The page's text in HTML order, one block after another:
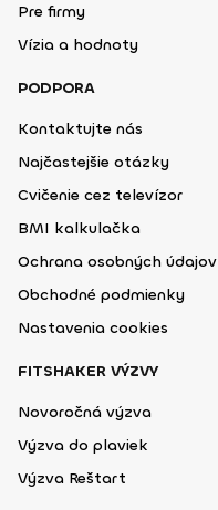
Pre firmy
Vízia a hodnoty
PODPORA
Kontaktujte nás
Najčastejšie otázky
Cvičenie cez televízor
BMI kalkulačka
Ochrana osobných údajov
Obchodné podmienky
Nastavenia cookies
FITSHAKER VÝZVY
Novoročná výzva
Výzva do plaviek
Výzva Reštart